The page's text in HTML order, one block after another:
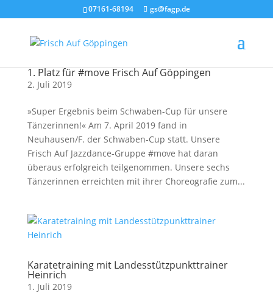
07161-68194 gs@fagp.de
1. Platz für #move Frisch Auf Göppingen
2. Juli 2019
»Super Ergebnis beim Schwaben-Cup für unsere
Tänzerinnen!« Am 7. April 2019 fand in
Neuhausen/F. der Schwaben-Cup statt. Unsere
Frisch Auf Jazzdance-Gruppe #move hat daran
überaus erfolgreich teilgenommen. Unsere sechs
Tänzerinnen erreichten mit ihrer Choreografie zum...
Karatetraining mit Landesstützpunkttrainer
Heinrich
1. Juli 2019